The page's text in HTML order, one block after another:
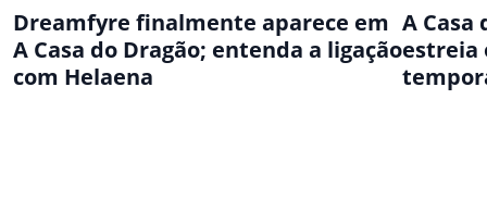
Dreamfyre finalmente aparece em
A Casa do Dragão; entenda a ligação
com Helaena
A Casa
estreia